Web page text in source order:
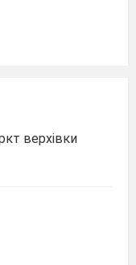
верхівки